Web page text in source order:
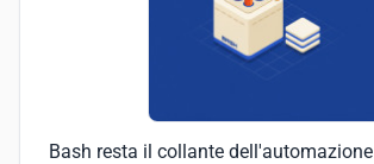
Bash resta il collante dell'automazione